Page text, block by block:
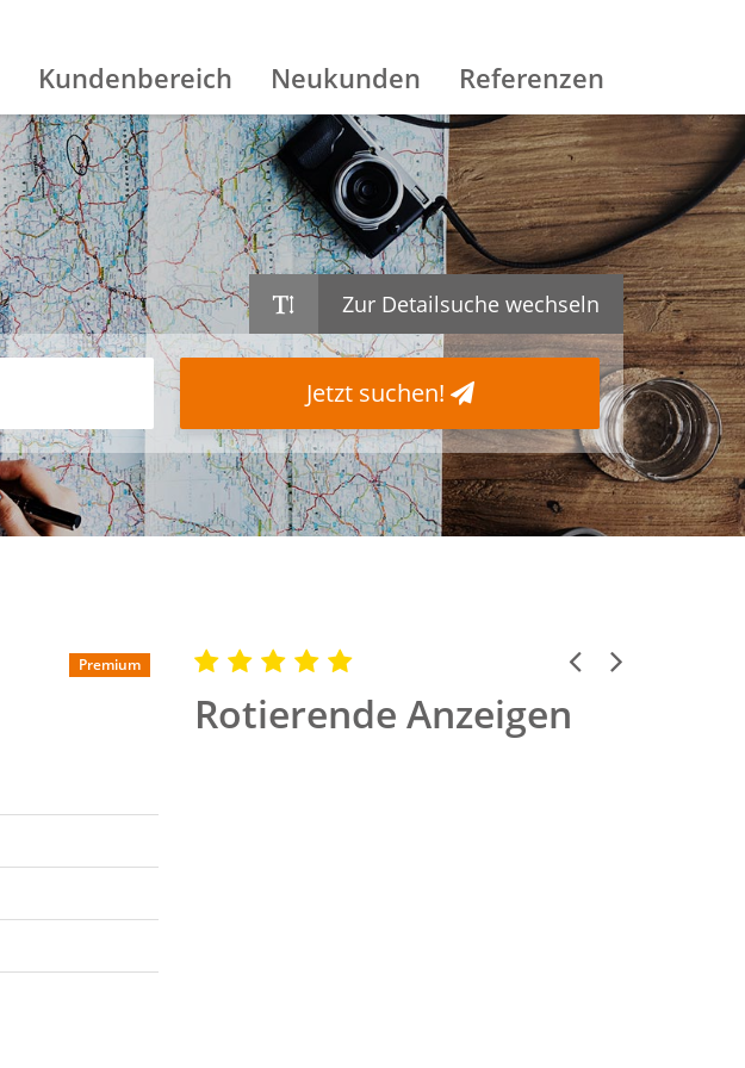
Kundenbereich Neukunden Referenzen
Zur Detailsuche wechseln
Jetzt suchen!
Premium
Rotierende Anzeigen
Previous
Next